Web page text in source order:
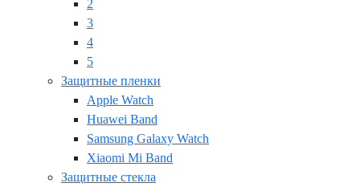
2
3
4
5
Защитные пленки
Apple Watch
Huawei Band
Samsung Galaxy Watch
Xiaomi Mi Band
Защитные стекла